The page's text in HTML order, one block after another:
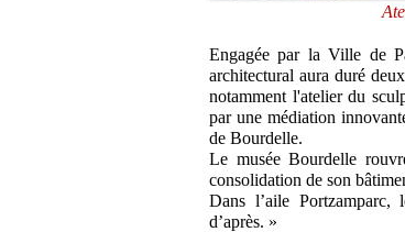
Engagée par la Ville de
architectural aura duré
notamment l'atelier du
par une médiation
de Bourdelle.
Le musée Bourdelle
consolidation de son
Dans l’aile
d’après. »